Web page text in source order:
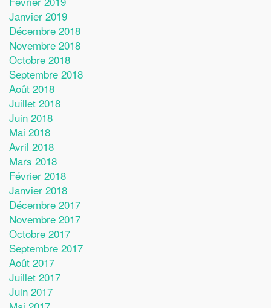
Janvier 2019
Décembre 2018
Novembre 2018
Octobre 2018
Septembre 2018
Août 2018
Juillet 2018
Juin 2018
Mai 2018
Avril 2018
Mars 2018
Février 2018
Janvier 2018
Décembre 2017
Novembre 2017
Octobre 2017
Septembre 2017
Août 2017
Juillet 2017
Juin 2017